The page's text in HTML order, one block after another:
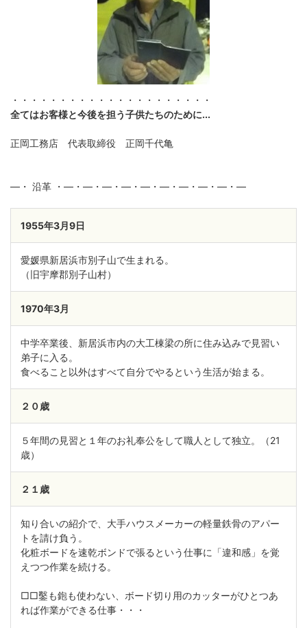
・・・・・・・・・・・・・・・・・・・・・
全てはお客様と今後を担う子供たちのために...
正岡工務店 代表取締役 正岡千代亀
―・ 沿革 ・―・―・―・―・―・―・―・―・―・―
1955年3月9日
愛媛県新居浜市別子山で生まれる。
（旧宇摩郡別子山村）
1970年3月
中学卒業後、新居浜市内の大工棟梁の所に住み込みで見習い
弟子に入る。
食べること以外はすべて自分でやるという生活が始まる。
２０歳
５年間の見習と１年のお礼奉公をして職人として独立。（21
歳）
２１歳
知り合いの紹介で、大手ハウスメーカーの軽量鉄骨のアパー
トを請け負う。
化粧ボードを速乾ボンドで張るという仕事に「違和感」を覚
えつつ作業を続ける。
□□鑿も鉋も使わない、ボード切り用のカッターがひとつあ
れば作業ができる仕事・・・